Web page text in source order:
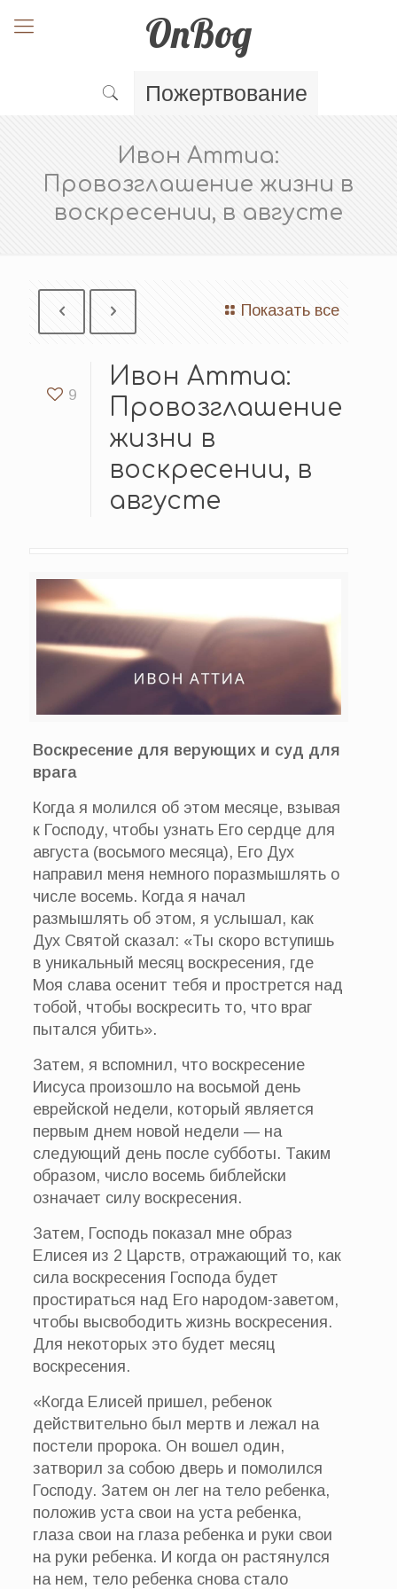
OnBog
Пожертвование
Ивон Аттиа:
Провозглашение жизни в
воскресении, в августе
Показать все
9
Ивон Аттиа:
Провозглашение
жизни в
воскресении, в
августе
Воскресение для верующих и суд для
врага
Когда я молился об этом месяце, взывая
к Господу, чтобы узнать Его сердце для
августа (восьмого месяца), Его Дух
направил меня немного поразмышлять о
числе восемь. Когда я начал
размышлять об этом, я услышал, как
Дух Святой сказал: «Ты скоро вступишь
в уникальный месяц воскресения, где
Моя слава осенит тебя и прострется над
тобой, чтобы воскресить то, что враг
пытался убить».
Затем, я вспомнил, что воскресение
Иисуса произошло на восьмой день
еврейской недели, который является
первым днем новой недели — на
следующий день после субботы. Таким
образом, число восемь библейски
означает силу воскресения.
Затем, Господь показал мне образ
Елисея из 2 Царств, отражающий то, как
сила воскресения Господа будет
простираться над Его народом-заветом,
чтобы высвободить жизнь воскресения.
Для некоторых это будет месяц
воскресения.
«Когда Елисей пришел, ребенок
действительно был мертв и лежал на
постели пророка. Он вошел один,
затворил за собою дверь и помолился
Господу. Затем он лег на тело ребенка,
положив уста свои на уста ребенка,
глаза свои на глаза ребенка и руки свои
на руки ребенка. И когда он растянулся
на нем, тело ребенка снова стало